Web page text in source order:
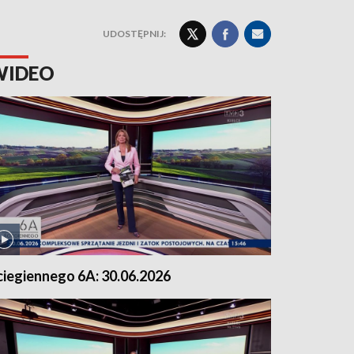
UDOSTĘPNIJ:
6A: 30.06.2026